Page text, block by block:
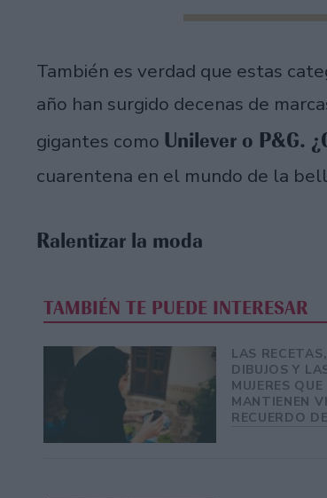
También es verdad que estas
año han surgido decenas de
gigantes como Unilever o P&G.
cuarentena en el mundo de la
Ralentizar la moda
TAMBIÉN TE PUEDE INTERESAR
LAS
DIBUJOS Y
MUJERES QUE
MANTIENEN
RECUERDO